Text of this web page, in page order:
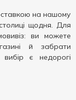
на нашому
щодня. Для
ви можете
й забрати
є недорогі